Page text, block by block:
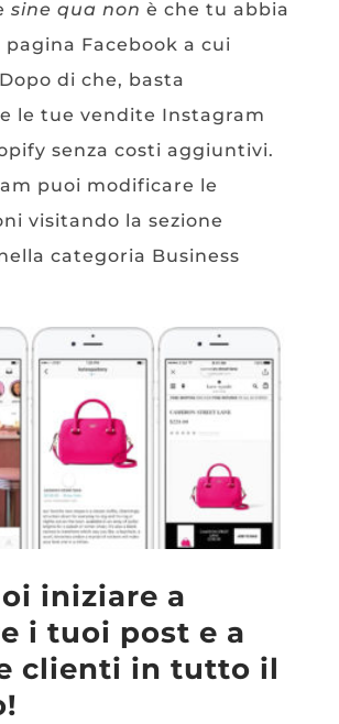
sine qua non è che tu abbia
Facebook a cui
di che, basta
le tue vendite Instagram
senza costi aggiuntivi.
puoi modificare le
visitando la sezione
categoria Business
iniziare a
i tuoi post e a
clienti in tutto il